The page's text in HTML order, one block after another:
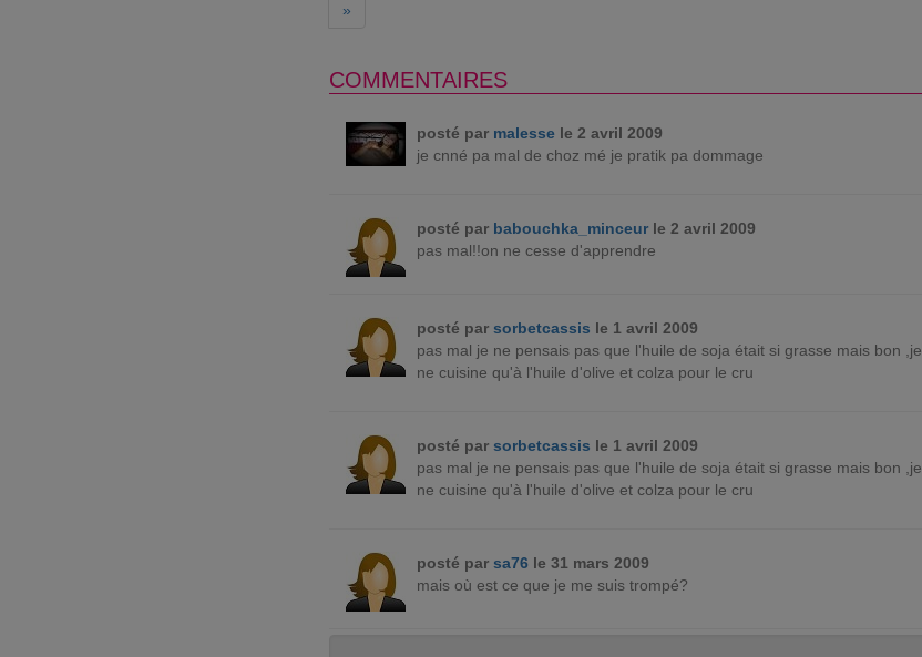
»
COMMENTAIRES
posté par malesse le 2 avril 2009
je cnné pa mal de choz mé je pratik pa dommage
posté par babouchka_minceur le 2 avril 2009
pas mal!!on ne cesse d'apprendre
posté parsorbetcassis le 1 avril 2009
pas mal je ne pensais pas que l'huile de soja était si grasse mais bon ,je
ne cuisine qu'à l'huile d'olive et colza pour le cru
posté parsorbetcassis le 1 avril 2009
pas mal je ne pensais pas que l'huile de soja était si grasse mais bon ,je
ne cuisine qu'à l'huile d'olive et colza pour le cru
posté parsa76 le 31 mars 2009
mais où est ce que je me suis trompé?